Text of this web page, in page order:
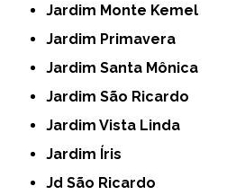
Jardim Monte Kemel
Jardim Primavera
Jardim Santa Mônica
Jardim São Ricardo
Jardim Vista Linda
Jardim Íris
Jd São Ricardo